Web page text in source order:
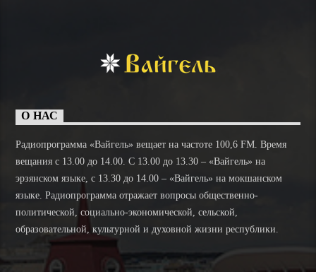
О НАС
Радиопрограмма «Вайгель» вещает на частоте 100,6 FM. Время
вещания с 13.00 до 14.00. C 13.00 до 13.30 – «Вайгель» на
эрзянском языке, с 13.30 до 14.00 – «Вайгель» на мокшанском
языке. Радиопрограмма отражает вопросы общественно-
политической, социально-экономической, сельской,
образовательной, культурной и духовной жизни республики.